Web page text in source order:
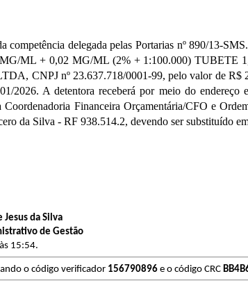
delegada pelas Portarias nº 890/13-
ML + 0,02 MG/ML (2% + 1:100.000) TUBETE
CNPJ nº 23.637.718/0001-99, pelo valor de R$
2026. A detentora receberá por meio do endereço
Financeira Orçamentária/CFO e
da Silva - RF 938.514.2, devendo ser substituído
Jesus da Silva
de Gestão
15:54.
o código verificador 156790896 e o código CRC